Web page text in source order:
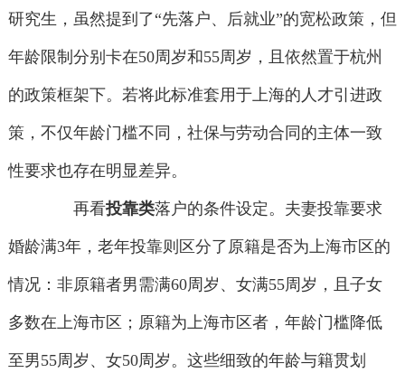
研究生，虽然提到了“先落户、后就业”的宽松政策，但
年龄限制分别卡在50周岁和55周岁，且依然置于杭州
的政策框架下。若将此标准套用于上海的人才引进政
策，不仅年龄门槛不同，社保与劳动合同的主体一致
性要求也存在明显差异。
再看投靠类落户的条件设定。夫妻投靠要求
婚龄满3年，老年投靠则区分了原籍是否为上海市区的
情况：非原籍者男需满60周岁、女满55周岁，且子女
多数在上海市区；原籍为上海市区者，年龄门槛降低
至男55周岁、女50周岁。这些细致的年龄与籍贯划